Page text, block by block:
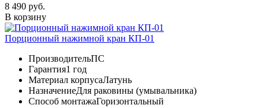
8 490 руб.
В корзину
Порционный нажимной кран КП-01
ПроизводительПС
Гарантия1 год
Материал корпусаЛатунь
НазначениеДля раковины (умывальника)
Способ монтажаГоризонтальный